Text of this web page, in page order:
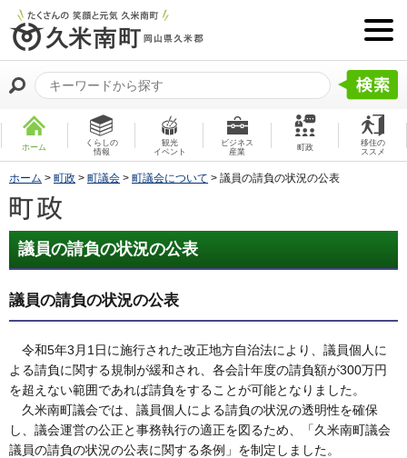
ホーム
くらしの
情報
観光
イベント
ビジネス
産業
町政
移住の
ススメ
ホーム > 町政 > 町議会 > 町議会について > 議員の請負の状況の公表
議員の請負の状況の公表
議員の請負の状況の公表
令和5年3月1日に施行された改正地方自治法により、議員個人に
よる請負に関する規制が緩和され、各会計年度の請負額が300万円
を超えない範囲であれば請負をすることが可能となりました。
久米南町議会では、議員個人による請負の状況の透明性を確保
し、議会運営の公正と事務執行の適正を図るため、「久米南町議会
議員の請負の状況の公表に関する条例」を制定しました。